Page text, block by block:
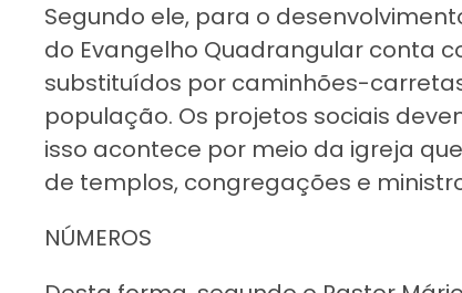
Segundo ele, para o
do Evangelho Quadrangular conta
substituídos por caminhões-
população. Os projetos sociais
isso acontece por meio da igreja
de templos, congregações e
NÚMEROS